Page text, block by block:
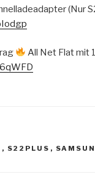
(Nur
All Net Flat mit
, S22PLUS ,